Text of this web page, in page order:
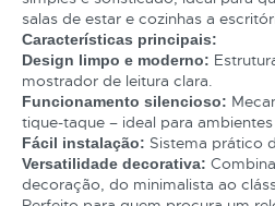
salas de estar e cozinhas a
Características principais:
Design limpo e moderno:
mostrador de leitura clara.
Funcionamento silencioso:
tique-taque – ideal para
Fácil instalação: Sistema prático
Versatilidade decorativa:
decoração, do minimalista ao